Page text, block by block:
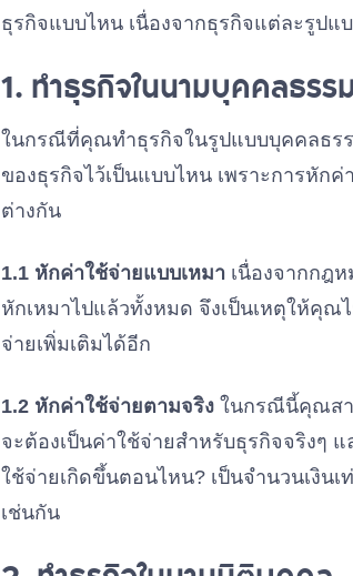
ธุรกิจแบบไหน เนื่องจากธุรกิจแต่ละรูป
1. ทำธุรกิจในนามบุคคลธรร
ในกรณีที่คุณทำธุรกิจในรูปแบบบุคคลธรร
ของธุรกิจไว้เป็นแบบไหน เพราะการหัก
ต่างกัน
1.1 หักค่าใช้จ่ายแบบเหมา เนื่องจากกฎ
หักเหมาไปแล้วทั้งหมด จึงเป็นเหตุให้คุ
จ่ายเพิ่มเติมได้อีก
1.2 หักค่าใช้จ่ายตามจริง ในกรณีนี้คุณสา
จะต้องเป็นค่าใช้จ่ายสำหรับธุรกิจจริงๆ
ใช้จ่ายเกิดขึ้นตอนไหน? เป็นจำนวนเงิน
เช่นกัน